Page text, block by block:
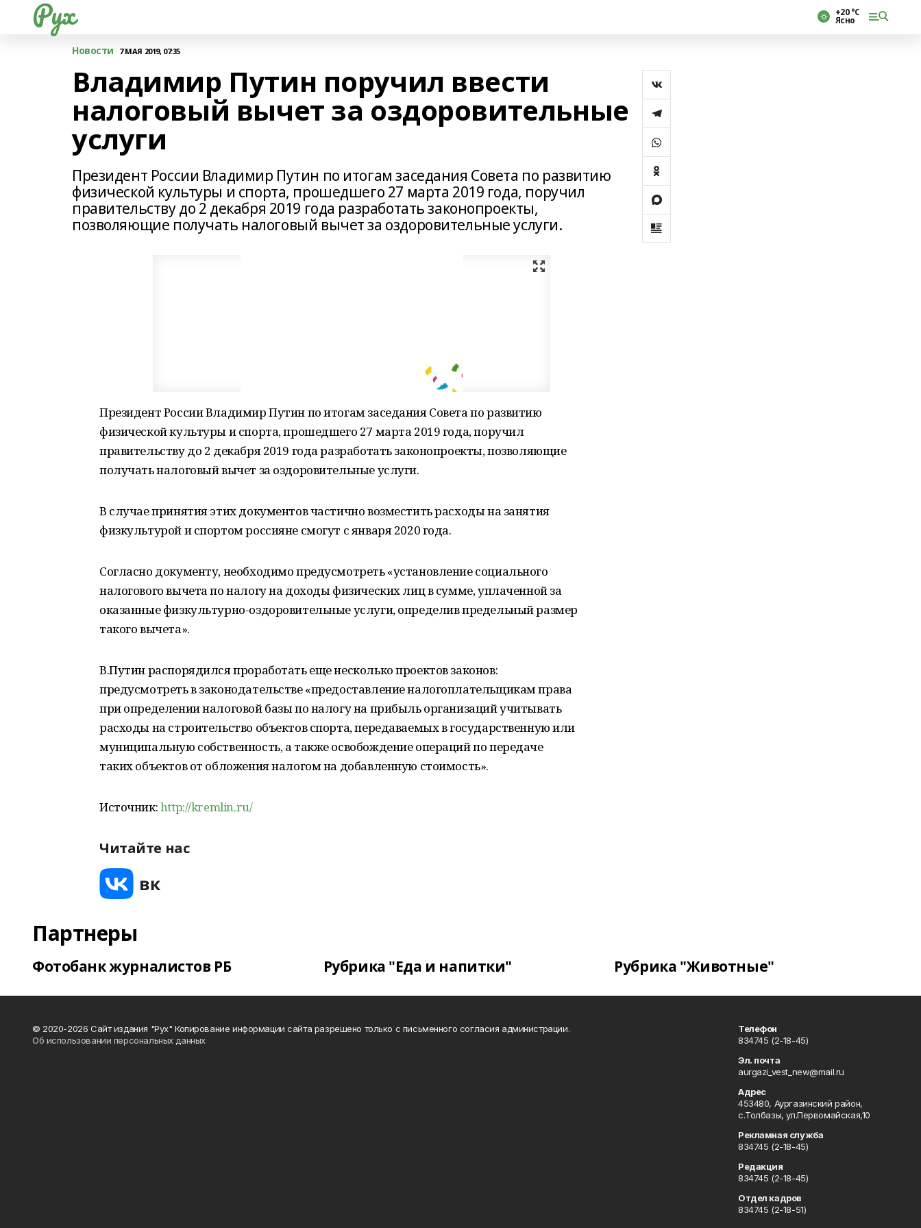
Рух +20 °С
Ясно
Новости 7 МАЯ 2019, 07:35
Владимир Путин поручил ввести
налоговый вычет за оздоровительные
услуги
Президент России Владимир Путин по итогам заседания Совета по развитию
физической культуры и спорта, прошедшего 27 марта 2019 года, поручил
правительству до 2 декабря 2019 года разработать законопроекты,
позволяющие получать налоговый вычет за оздоровительные услуги.
Президент России Владимир Путин по итогам заседания Совета по развитию
физической культуры и спорта, прошедшего 27 марта 2019 года, поручил
правительству до 2 декабря 2019 года разработать законопроекты, позволяющие
получать налоговый вычет за оздоровительные услуги.
В случае принятия этих документов частично возместить расходы на занятия
физкультурой и спортом россияне смогут с января 2020 года.
Согласно документу, необходимо предусмотреть «установление социального
налогового вычета по налогу на доходы физических лиц в сумме, уплаченной за
оказанные физкультурно-оздоровительные услуги, определив предельный размер
такого вычета».
В.Путин распорядился проработать еще несколько проектов законов:
предусмотреть в законодательстве «предоставление налогоплательщикам права
при определении налоговой базы по налогу на прибыль организаций учитывать
расходы на строительство объектов спорта, передаваемых в государственную или
муниципальную собственность, а также освобождение операций по передаче
таких объектов от обложения налогом на добавленную стоимость».
Источник:http://kremlin.ru/
Читайте нас
Партнеры
Фотобанк журналистов РБ Рубрика "Еда и напитки" Рубрика "Животные"
© 2020-2026 Сайт издания "Рух" Копирование информации сайта разрешено только с письменного согласия администрации.
Об использовании персональных данных
Телефон
834745 (2-18-45)
Эл. почта
aurgazi_vest_new@mail.ru
Адрес
453480, Аургазинский район,
с.Толбазы, ул.Первомайская,10
Рекламная служба
834745 (2-18-45)
Редакция
834745 (2-18-45)
Отдел кадров
834745 (2-18-51)